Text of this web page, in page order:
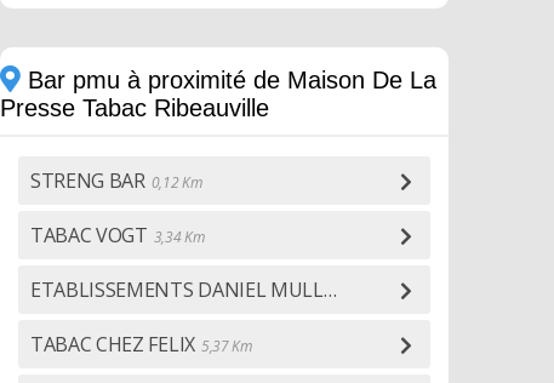
Bar pmu à proximité de Maison De La
Presse Tabac Ribeauville
STRENG BAR 0,12 Km
TABAC VOGT 3,34 Km
ETABLISSEMENTS DANIEL MULLER 4,33 Km
TABAC CHEZ FELIX 5,37 Km